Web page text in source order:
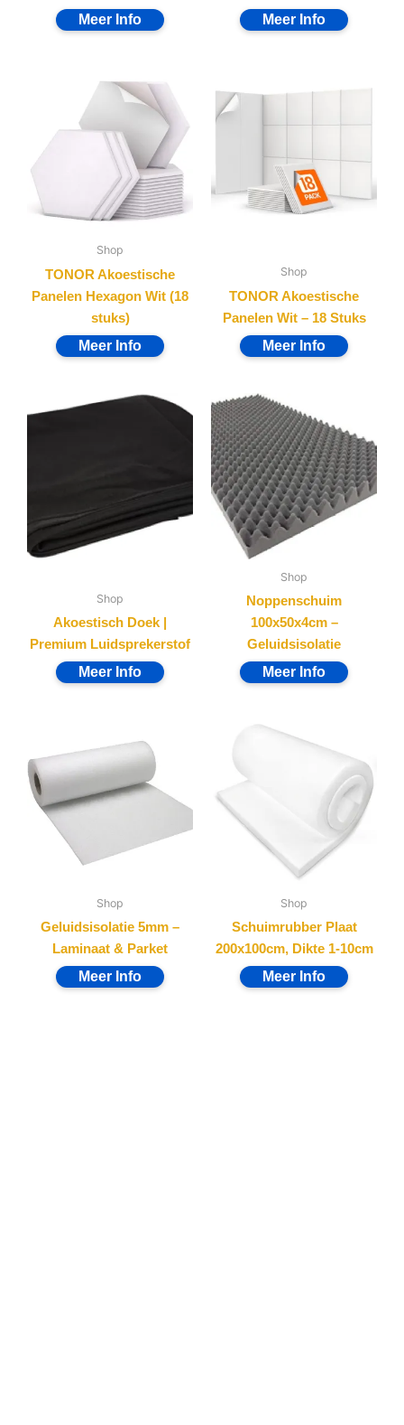
Shop
TONOR Akoestische
Panelen Hexagon Wit (18
stuks)
Shop
TONOR Akoestische
Panelen Wit – 18 Stuks
Shop
Akoestisch Doek |
Premium Luidsprekerstof
Shop
Noppenschuim
100x50x4cm –
Geluidsisolatie
Shop
Geluidsisolatie 5mm –
Laminaat & Parket
Shop
Schuimrubber Plaat
200x100cm, Dikte 1-10cm